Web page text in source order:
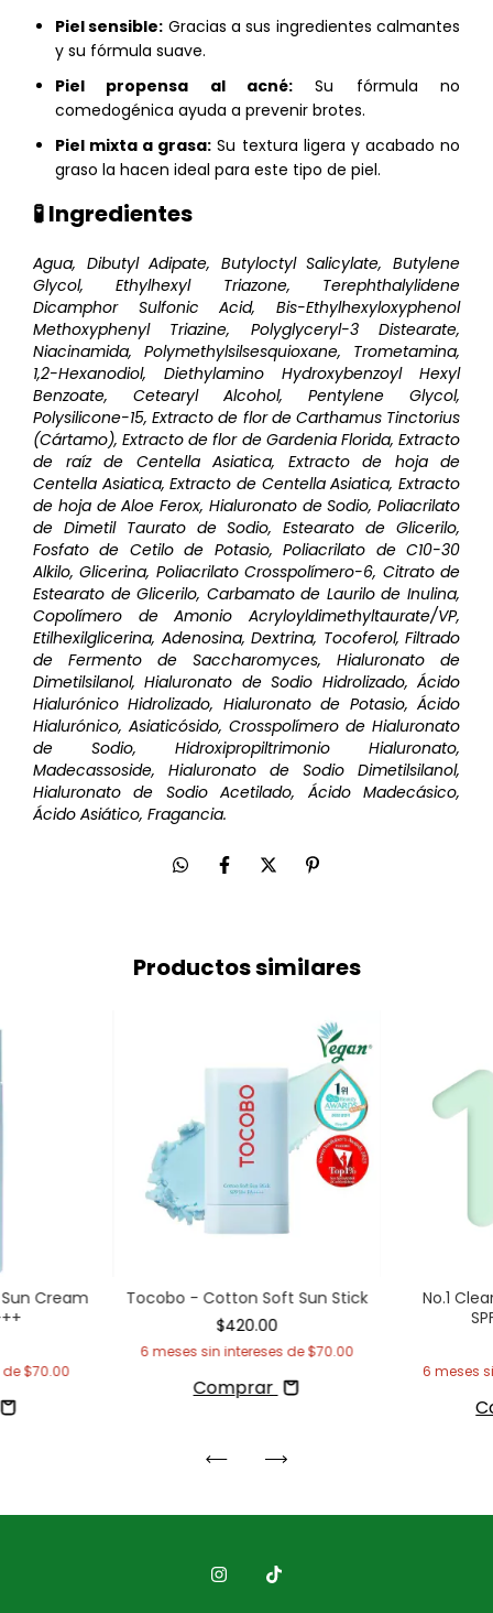
Piel sensible: Gracias a sus ingredientes calmantes
y su fórmula suave.
Piel propensa al acné:
Su fórmula no
comedogénica ayuda a prevenir brotes.
Piel mixta a grasa: Su textura ligera y acabado no
graso la hacen ideal para este tipo de piel.
🧪 Ingredientes
Agua, Dibutyl Adipate, Butyloctyl Salicylate, Butylene
Glycol, Ethylhexyl Triazone, Terephthalylidene
Dicamphor Sulfonic Acid, Bis-Ethylhexyloxyphenol
Methoxyphenyl Triazine, Polyglyceryl-3 Distearate,
Niacinamida, Polymethylsilsesquioxane, Trometamina,
1,2-Hexanodiol, Diethylamino Hydroxybenzoyl Hexyl
Benzoate, Cetearyl Alcohol, Pentylene Glycol,
Polysilicone-15, Extracto de flor de Carthamus Tinctorius
(Cártamo), Extracto de flor de Gardenia Florida, Extracto
de raíz de Centella Asiatica, Extracto de hoja de
Centella Asiatica, Extracto de Centella Asiatica, Extracto
de hoja de Aloe Ferox, Hialuronato de Sodio, Poliacrilato
de Dimetil Taurato de Sodio, Estearato de Glicerilo,
Fosfato de Cetilo de Potasio, Poliacrilato de C10-30
Alkilo, Glicerina, Poliacrilato Crosspolímero-6, Citrato de
Estearato de Glicerilo, Carbamato de Laurilo de Inulina,
Copolímero de Amonio Acryloyldimethyltaurate/VP,
Etilhexilglicerina, Adenosina, Dextrina, Tocoferol, Filtrado
de Fermento de Saccharomyces, Hialuronato de
Dimetilsilanol, Hialuronato de Sodio Hidrolizado, Ácido
Hialurónico Hidrolizado, Hialuronato de Potasio, Ácido
Hialurónico, Asiaticósido, Crosspolímero de Hialuronato
de Sodio, Hidroxipropiltrimonio Hialuronato,
Madecassoside, Hialuronato de Sodio Dimetilsilanol,
Hialuronato de Sodio Acetilado, Ácido Madecásico,
Ácido Asiático, Fragancia.
Productos similares
Cream
de$70.00
Tocobo - Cotton Soft Sun Stick
$420.00
6 meses sin intereses de$70.00
Comprar
No.1
6 meses